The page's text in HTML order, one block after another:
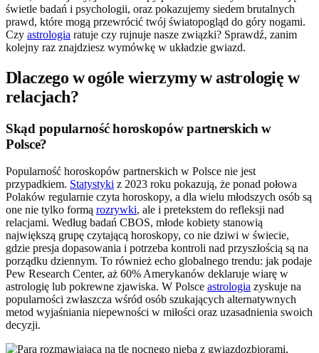
świetle badań i psychologii, oraz pokazujemy siedem brutalnych
prawd, które mogą przewrócić twój światopogląd do góry nogami.
Czy astrologia ratuje czy rujnuje nasze związki? Sprawdź, zanim
kolejny raz znajdziesz wymówkę w układzie gwiazd.
Dlaczego w ogóle wierzymy w astrologię w
relacjach?
Skąd popularność horoskopów partnerskich w
Polsce?
Popularność horoskopów partnerskich w Polsce nie jest
przypadkiem. Statystyki z 2023 roku pokazują, że ponad połowa
Polaków regularnie czyta horoskopy, a dla wielu młodszych osób są
one nie tylko formą rozrywki, ale i pretekstem do refleksji nad
relacjami. Według badań CBOS, młode kobiety stanowią
największą grupę czytającą horoskopy, co nie dziwi w świecie,
gdzie presja dopasowania i potrzeba kontroli nad przyszłością są na
porządku dziennym. To również echo globalnego trendu: jak podaje
Pew Research Center, aż 60% Amerykanów deklaruje wiarę w
astrologię lub pokrewne zjawiska. W Polsce astrologia zyskuje na
popularności zwłaszcza wśród osób szukających alternatywnych
metod wyjaśniania niepewności w miłości oraz uzasadnienia swoich
decyzji.